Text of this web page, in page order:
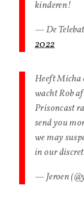
kinderen!
— De
2022
Heeft Micha
wacht Rob
Prisoncast
send you
we may
in our
— Jeroen